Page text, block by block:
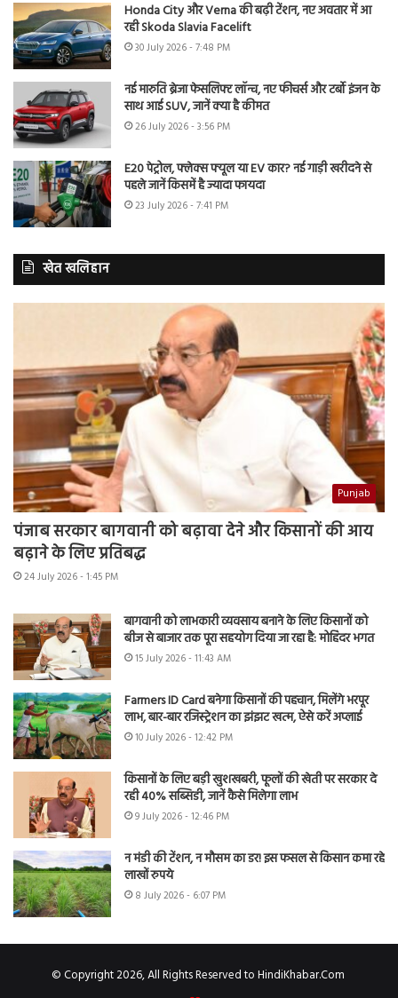
Honda City और Verna की बढ़ी टेंशन, नए अवतार में आ
रही Skoda Slavia Facelift
30 July 2026 - 7:48 PM
नई मारुति ब्रेजा फेसलिफ्ट लॉन्च, नए फीचर्स और टर्बो इंजन के
साथ आई SUV, जानें क्या है कीमत
26 July 2026 - 3:56 PM
E20 पेट्रोल, फ्लेक्स फ्यूल या EV कार? नई गाड़ी खरीदने से
पहले जानें किसमें है ज्यादा फायदा
23 July 2026 - 7:41 PM
खेत खलिहान
Punjab
पंजाब सरकार बागवानी को बढ़ावा देने और किसानों की आय
बढ़ाने के लिए प्रतिबद्ध
24 July 2026 - 1:45 PM
बागवानी को लाभकारी व्यवसाय बनाने के लिए किसानों को
बीज से बाजार तक पूरा सहयोग दिया जा रहा है: मोहिंदर भगत
15 July 2026 - 11:43 AM
Farmers ID Card बनेगा किसानों की पहचान, मिलेंगे भरपूर
लाभ, बार-बार रजिस्ट्रेशन का झंझट खत्म, ऐसे करें अप्लाई
10 July 2026 - 12:42 PM
किसानों के लिए बड़ी खुशखबरी, फूलों की खेती पर सरकार दे
रही 40% सब्सिडी, जानें कैसे मिलेगा लाभ
9 July 2026 - 12:46 PM
न मंडी की टेंशन, न मौसम का डर! इस फसल से किसान कमा रहे
लाखों रुपये
8 July 2026 - 6:07 PM
© Copyright 2026, All Rights Reserved to HindiKhabar.Com